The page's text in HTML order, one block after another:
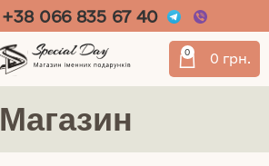
+38 066 835 67 40
0 0 грн.
Магазин